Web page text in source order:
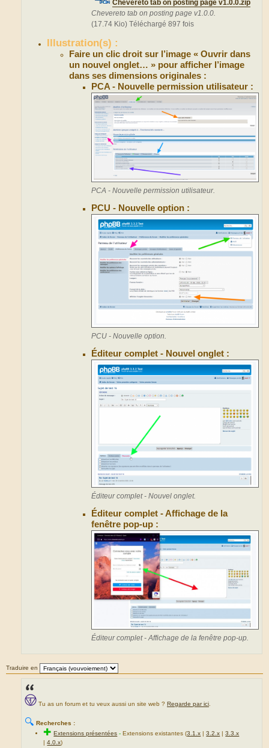
Chevereto tab on posting page v1.0.0.zip
Chevereto tab on posting page v1.0.0.
(17.74 Kio) Téléchargé 897 fois
Illustration(s) :
Faire un clic droit sur l’image « Ouvrir dans
un nouvel onglet… » pour afficher l’image
dans ses dimensions originales :
PCA - Nouvelle permission utilisateur :
PCA - Nouvelle permission utilisateur.
PCU - Nouvelle option :
PCU - Nouvelle option.
Éditeur complet - Nouvel onglet :
Éditeur complet - Nouvel onglet.
Éditeur complet - Affichage de la
fenêtre pop-up :
Éditeur complet - Affichage de la fenêtre pop-up.
Traduire en
Tu as un forum et tu veux aussi un site web ? Regarde par ici.
🔍 Recherches :
✚Extensions présentées - Extensions existantes (3.1.x |3.2.x |3.3.x
|4.0.x)